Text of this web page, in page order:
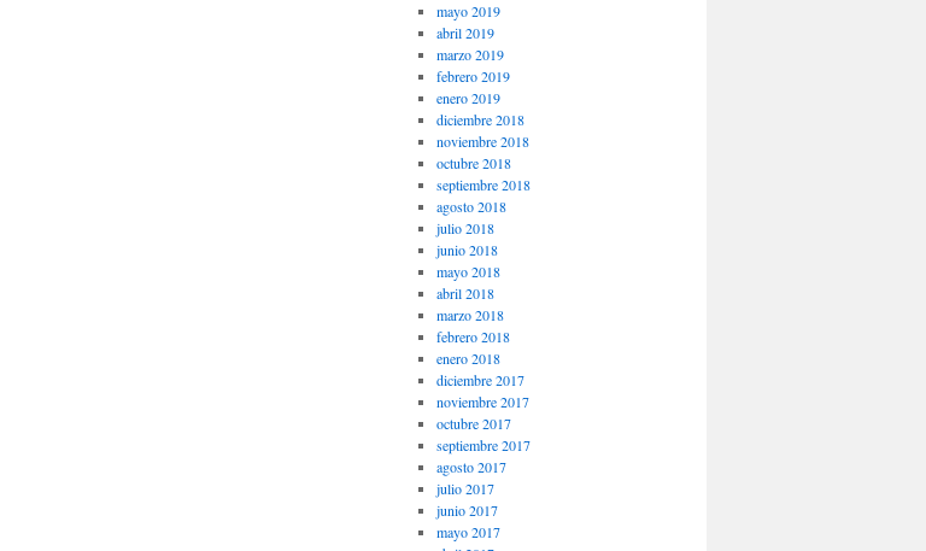
mayo 2019
abril 2019
marzo 2019
febrero 2019
enero 2019
diciembre 2018
noviembre 2018
octubre 2018
septiembre 2018
agosto 2018
julio 2018
junio 2018
mayo 2018
abril 2018
marzo 2018
febrero 2018
enero 2018
diciembre 2017
noviembre 2017
octubre 2017
septiembre 2017
agosto 2017
julio 2017
junio 2017
mayo 2017